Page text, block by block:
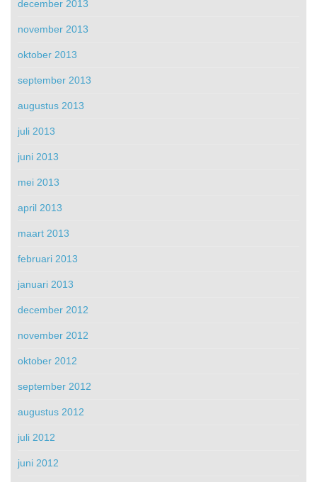
december 2013
november 2013
oktober 2013
september 2013
augustus 2013
juli 2013
juni 2013
mei 2013
april 2013
maart 2013
februari 2013
januari 2013
december 2012
november 2012
oktober 2012
september 2012
augustus 2012
juli 2012
juni 2012